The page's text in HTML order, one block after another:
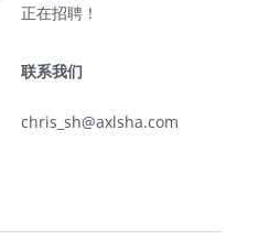
正在招聘！
联系我们
chris_sh@axlsha.com